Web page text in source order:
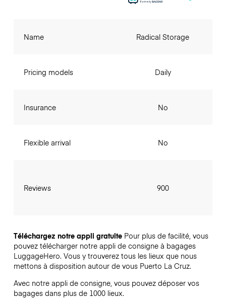
Name
Pricing models
Insurance
Flexible arrival
Reviews
Radical Storage
Daily
No
No
900
Téléchargez notre appli gratuite Pour plus de facilité, vous
pouvez télécharger notre appli de consigne à bagages
LuggageHero. Vous y trouverez tous les lieux que nous
mettons à disposition autour de vous Puerto La Cruz.
Avec notre appli de consigne, vous pouvez déposer vos
bagages dans plus de 1000 lieux.